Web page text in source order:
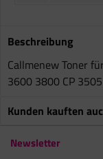
Beschreibung
Callmenew Toner
3600 3800 CP
Kunden kauften
Newsletter